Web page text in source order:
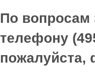
По вопросам
телефону
пожалуйста,